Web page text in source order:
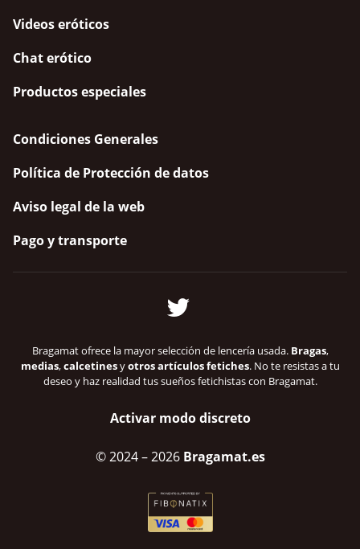
Videos eróticos
Chat erótico
Productos especiales
Condiciones Generales
Política de Protección de datos
Aviso legal de la web
Pago y transporte
Bragamat ofrece la mayor selección de lencería usada. Bragas,
medias,calcetinesyotros artículos fetiches. No te resistas a tu
deseo y haz realidad tus sueños fetichistas con Bragamat.
Activar modo discreto
© 2024– 2026 Bragamat.es